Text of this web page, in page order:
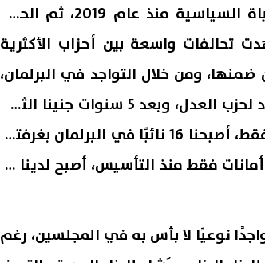
ثم بدأت تحدث انفراجة تدريجية في الحياة السياسية منذ عام 2019، ثم الحوار
تحالفات واسعة بين أحزاب الأكثرية
ومن خلال التواجد في البرلمان،
ولو بعدد قليل، بدأنا نستأنف رحلة الصعود لحزب العدل، وبعد 5 سنوات جنينا الثمار
بتواجد أكثر تميزًا، فبعد أن كنا ثلاثة نواب فقط، أصبحنا 16 نائبًا في البرلمان بغرفتيه
"نواب وشيوخ"، وبعد أن كانت لدينا 3 أو 4 أمانات فقط منذ التأسيس، أصبح لدينا 22
نوعيًا لا بأس به في المجلسين، رغم